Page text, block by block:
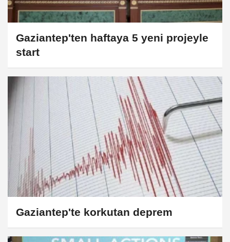
Gaziantep'ten haftaya 5 yeni projeyle
start
Gaziantep'te korkutan deprem